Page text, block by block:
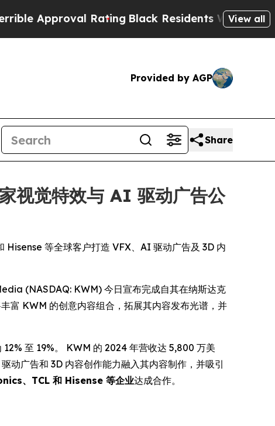
Rating Black Residents Warned ofView all
Provided by AGP
Share
视觉特效与 AI 驱动广告公
等全球客户打造 VFX、AI 驱动广告及 3D 内
(NASDAQ: KWM) 今日宣布完成自其在纳斯达克
富 KWM 的创意内容组合，拓展其内容发布光谱，并
至 19%。 KWM 的 2024 年营收达 5,800 万美
动广告和 3D 内容创作能力融入其内容制作，并吸引
、TCL 和 Hisense 等企业达成合作。